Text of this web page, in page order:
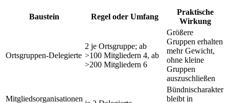
Baustein Regel oder Umfang
Praktische
Wirkung
Ortsgruppen-Delegierte
2 je Ortsgruppe; ab
>100 Mitgliedern 4, ab
>200 Mitgliedern 6
Größere
Gruppen erhalten
mehr Gewicht,
ohne kleine
Gruppen
auszuschließen
Mitgliedsorganisationen
Bündnischarakter
bleibt in